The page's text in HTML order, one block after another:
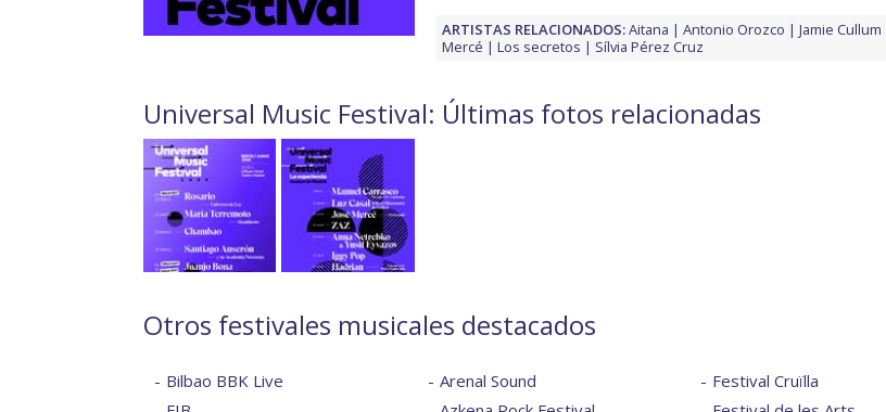
ARTISTAS RELACIONADOS:Aitana Antonio Orozco Jamie Cullum
Mercé
Los secretos Sílvia Pérez Cruz
Universal Music Festival: Últimas fotos relacionadas
Otros festivales musicales destacados
Bilbao BBK Live
Arenal Sound
Festival Cruïlla